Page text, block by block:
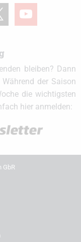
youtube
bleiben? Dann
der Saison
die wichtigsten
hier anmelden:
GbR